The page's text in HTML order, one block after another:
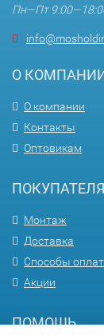
Пн—Пт
О
О компании
Контакты
Оптовикам
Монтаж
Доставка
Способы
Акции
ПОМОЩЬ